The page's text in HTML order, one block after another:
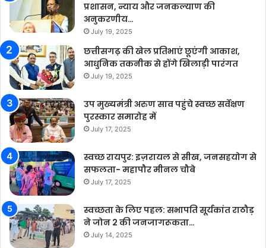
प्रशासन, न्याय और जनकल्याण की
अनुकरणीय…
July 19, 2025
छत्तीसगढ़ की खेल प्रतिभाएं छूएंगी आकाश,
आधुनिक तकनीक से होंगे खिलाड़ी पारंगत
July 19, 2025
उप मुख्यमंत्री अरुण साव पहुंचे स्वच्छ सर्वेक्षण
पुरस्कार समारोह में
July 17, 2025
स्वच्छ रायपुर: इज़रायल से सीख, जनसहयोग से
सफलता- महापौर मीनल चौबे
July 17, 2025
स्वच्छता के लिए पहल: सभापति सूर्यकांत राठौड़
ने जोन 2 की जनजागरूकता…
July 14, 2025